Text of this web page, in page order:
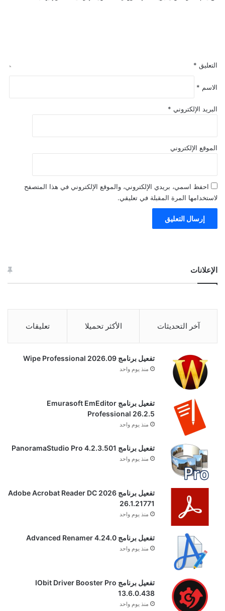
التعليق *
الاسم *
البريد الإلكتروني *
الموقع الإلكتروني
احفظ اسمي، بريدي الإلكتروني، والموقع الإلكتروني في هذا المتصفح
لاستخدامها المرة المقبلة في تعليقي.
الإعلانات
آخر التحديثات الأكثر تحميلا تعليقات
تفعيل برنامج Wipe Professional 2026.09
منذ يوم واحد
تفعيل برنامج Emurasoft EmEditor
Professional 26.2.5
منذ يوم واحد
تفعيل برنامج PanoramaStudio Pro 4.2.3.501
منذ يوم واحد
تفعيل برنامج Adobe Acrobat Reader DC 2026
26.1.21771
منذ يوم واحد
تفعيل برنامج Advanced Renamer 4.24.0
منذ يوم واحد
تفعيل برنامج IObit Driver Booster Pro
13.6.0.438
منذ يوم واحد